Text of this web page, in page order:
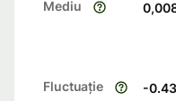
Mediu
Fluctuație -0.43